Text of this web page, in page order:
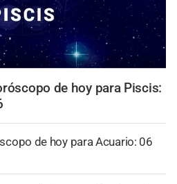
de hoy para Piscis:
de hoy para Acuario: 06